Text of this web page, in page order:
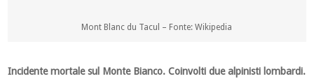
Mont Blanc du Tacul – Fonte: Wikipedia
Incidente mortale sul Monte Bianco. Coinvolti due alpinisti lombardi.